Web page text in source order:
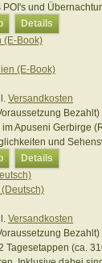
POI's und
Details
(E-Book)
Versandkosten
Bezahlt)
im Apuseni Gerbirge
und
Details
Versandkosten
Bezahlt)
Tagesetappen (ca.